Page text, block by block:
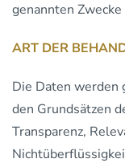
genannten
ART DER
Die Daten werden
den Grundsätzen
Transparenz,